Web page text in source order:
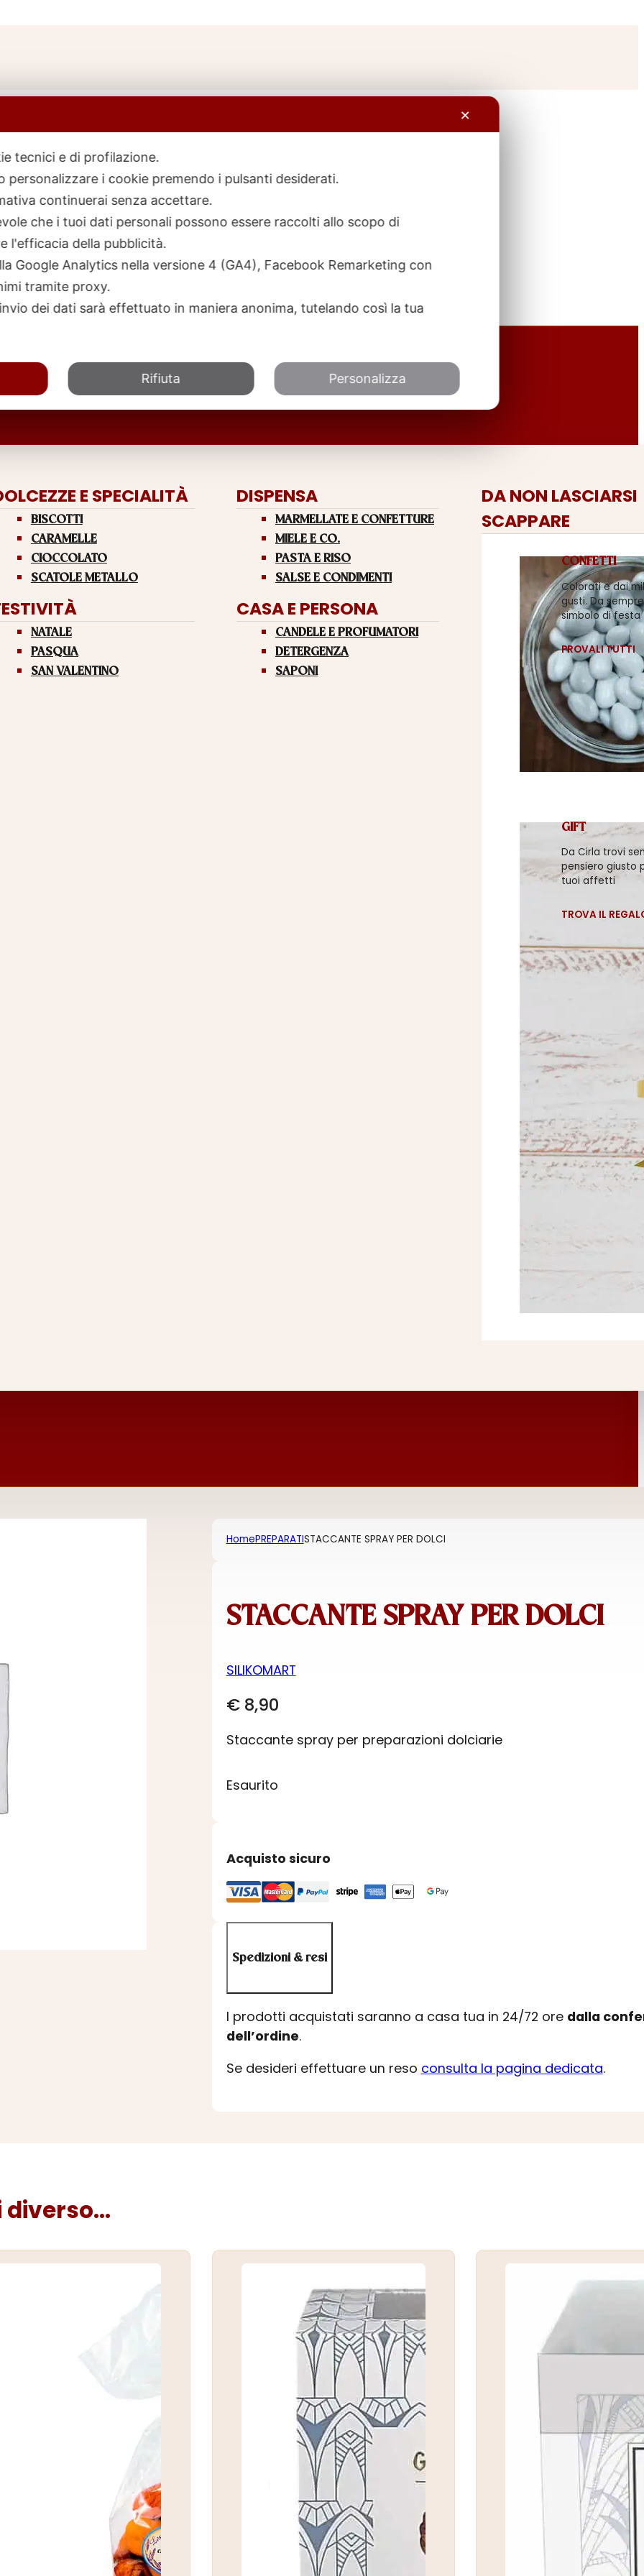
E SPECIALITÀ
BISCOTTI
CARAMELLE
CIOCCOLATO
SCATOLE METALLO
NATALE
PASQUA
SAN VALENTINO
DISPENSA
MARMELLATE E CONFETTURE
MIELE E CO.
PASTA E RISO
SALSE E CONDIMENTI
CASA E PERSONA
CANDELE E PROFUMATORI
DETERGENZA
SAPONI
DA NON LASCIARSI
SCAPPARE
CONFETTI
Colorati e dai
gusti. Da sempre
simbolo di festa
PROVALI TUTTI
GIFT
Da Cirla trovi
pensiero giusto
tuoi affetti
TROVA IL
HomePREPARATISTACCANTE SPRAY PER DOLCI
STACCANTE SPRAY PER DOLCI
SILIKOMART
€8,90
Staccante spray per preparazioni dolciarie
Esaurito
Acquisto sicuro
Spedizioni & resi
I prodotti acquistati saranno a casa tua in 24/72 ore dalla
dell’ordine.
Se desideri effettuare un reso consulta la pagina dedicata.
✕
tecnici e di profilazione.
personalizzare i cookie premendo i pulsanti desiderati.
continuerai senza accettare.
che i tuoi dati personali possono essere raccolti allo scopo di
l'efficacia della pubblicità.
Google Analytics nella versione 4 (GA4), Facebook Remarketing con
tramite proxy.
dei dati sarà effettuato in maniera anonima, tutelando così la tua
Rifiuta Personalizza